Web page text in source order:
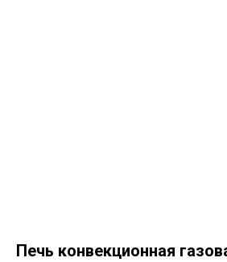
Печь конвекционная